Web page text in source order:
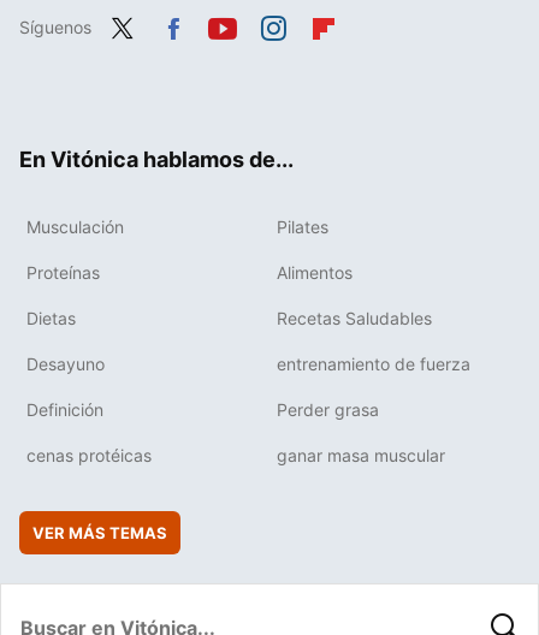
Síguenos
En Vitónica hablamos de...
Musculación Pilates
Proteínas Alimentos
Dietas Recetas Saludables
Desayuno entrenamiento de fuerza
Definición Perder grasa
cenas protéicas ganar masa muscular
VER MÁS TEMAS